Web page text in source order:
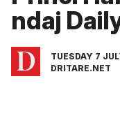
ndaj
TUESDAY 7
DRITARE.NET